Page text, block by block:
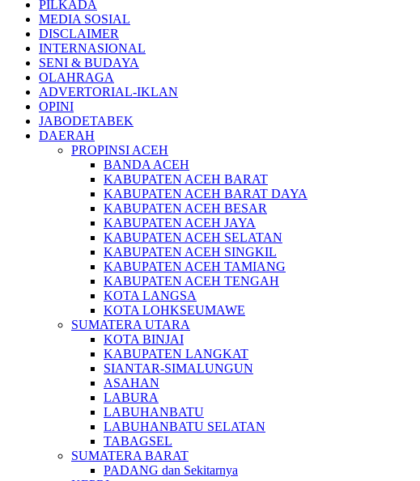
PILKADA
MEDIA SOSIAL
DISCLAIMER
INTERNASIONAL
SENI & BUDAYA
OLAHRAGA
ADVERTORIAL-IKLAN
OPINI
JABODETABEK
DAERAH
PROPINSI ACEH
BANDA ACEH
KABUPATEN ACEH BARAT
KABUPATEN ACEH BARAT DAYA
KABUPATEN ACEH BESAR
KABUPATEN ACEH JAYA
KABUPATEN ACEH SELATAN
KABUPATEN ACEH SINGKIL
KABUPATEN ACEH TAMIANG
KABUPATEN ACEH TENGAH
KOTA LANGSA
KOTA LOHKSEUMAWE
SUMATERA UTARA
KOTA BINJAI
KABUPATEN LANGKAT
SIANTAR-SIMALUNGUN
ASAHAN
LABURA
LABUHANBATU
LABUHANBATU SELATAN
TABAGSEL
SUMATERA BARAT
PADANG dan Sekitarnya